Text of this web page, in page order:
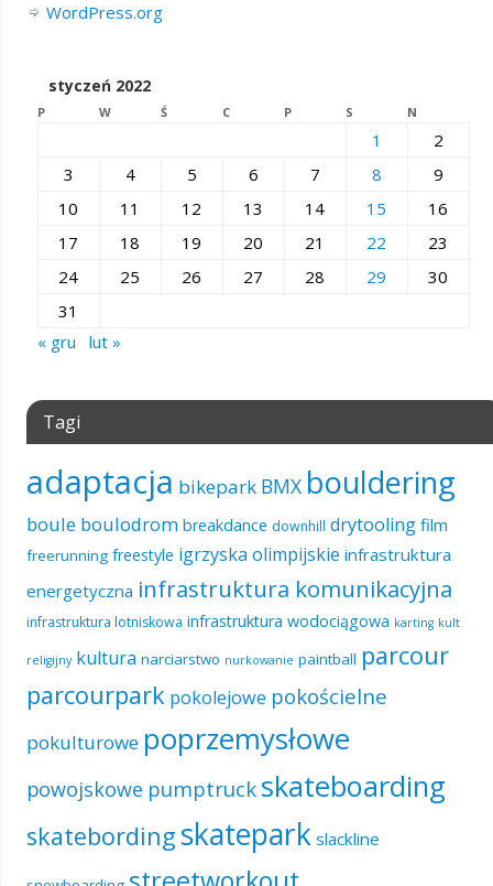
WordPress.org
styczeń 2022
P W Ś C P S N
1
2
3
4 5 6 7 8
9
10
11 12 13 14 15
16
17
18 19 20 21 22
23
24
25 26 27 28 29
30
31
« gru
lut »
Tagi
adaptacja bikepark BMX bouldering
boule boulodrom breakdance downhill drytooling film
freerunning freestyle igrzyska olimpijskie infrastruktura
energetyczna infrastruktura komunikacyjna
infrastruktura lotniskowa infrastruktura wodociągowa karting kult
religijny kultura narciarstwo nurkowanie paintball parcour
parcourpark pokolejowe pokościelne
pokulturowe poprzemysłowe
powojskowe pumptruck skateboarding
skatebording skatepark slackline